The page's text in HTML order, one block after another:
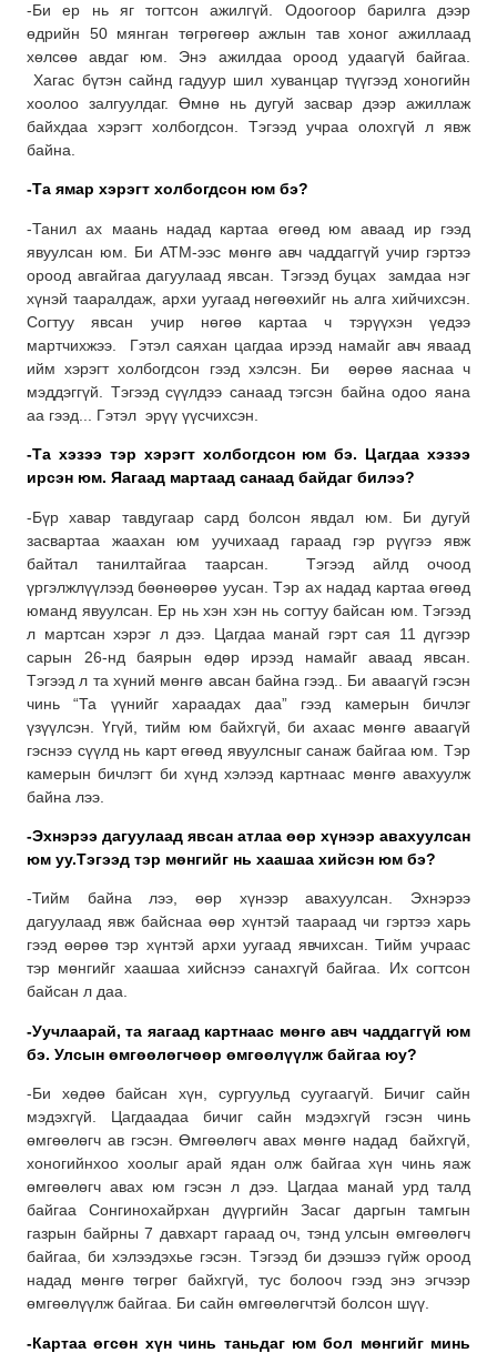
-Би ер нь яг тогтсон ажилгүй. Одоогоор барилга дээр
өдрийн 50 мянган төгрөгөөр ажлын тав хоног ажиллаад
хөлсөө авдаг юм. Энэ ажилдаа ороод удаагүй байгаа.
Хагас бүтэн сайнд гадуур шил хуванцар түүгээд хоногийн
хоолоо залгуулдаг. Өмнө нь дугуй засвар дээр ажиллаж
байхдаа хэрэгт холбогдсон. Тэгээд учраа олохгүй л явж
байна.
-Та ямар хэрэгт холбогдсон юм бэ?
-Танил ах маань надад картаа өгөөд юм аваад ир гээд
явуулсан юм. Би АТМ-ээс мөнгө авч чаддаггүй учир гэртээ
ороод авгайгаа дагуулаад явсан. Тэгээд буцах замдаа нэг
хүнэй тааралдаж, архи уугаад нөгөөхийг нь алга хийчихсэн.
Согтуу явсан учир нөгөө картаа ч тэрүүхэн үедээ
мартчихжээ. Гэтэл саяхан цагдаа ирээд намайг авч яваад
ийм хэрэгт холбогдсон гээд хэлсэн. Би өөрөө яаснаа ч
мэддэггүй. Тэгээд сүүлдээ санаад тэгсэн байна одоо яана
аа гээд... Гэтэл эрүү үүсчихсэн.
-Та хэзээ тэр хэрэгт холбогдсон юм бэ. Цагдаа хэзээ
ирсэн юм. Яагаад мартаад санаад байдаг билээ?
-Бүр хавар тавдугаар сард болсон явдал юм. Би дугуй
засвартаа жаахан юм уучихаад гараад гэр рүүгээ явж
байтал танилтайгаа таарсан. Тэгээд айлд очоод
үргэлжлүүлээд бөөнөөрөө уусан. Тэр ах надад картаа өгөөд
юманд явуулсан. Ер нь хэн хэн нь согтуу байсан юм. Тэгээд
л мартсан хэрэг л дээ. Цагдаа манай гэрт сая 11 дүгээр
сарын 26-нд баярын өдөр ирээд намайг аваад явсан.
Тэгээд л та хүний мөнгө авсан байна гээд.. Би аваагүй гэсэн
чинь “Та үүнийг хараадах даа” гээд камерын бичлэг
үзүүлсэн. Үгүй, тийм юм байхгүй, би ахаас мөнгө аваагүй
гэснээ сүүлд нь карт өгөөд явуулсныг санаж байгаа юм. Тэр
камерын бичлэгт би хүнд хэлээд картнаас мөнгө авахуулж
байна лээ.
-Эхнэрээ дагуулаад явсан атлаа өөр хүнээр авахуулсан
юм уу.Тэгээд тэр мөнгийг нь хаашаа хийсэн юм бэ?
-Тийм байна лээ, өөр хүнээр авахуулсан. Эхнэрээ
дагуулаад явж байснаа өөр хүнтэй таараад чи гэртээ харь
гээд өөрөө тэр хүнтэй архи уугаад явчихсан. Тийм учраас
тэр мөнгийг хаашаа хийснээ санахгүй байгаа. Их согтсон
байсан л даа.
-Уучлаарай, та яагаад картнаас мөнгө авч чаддаггүй юм
бэ. Улсын өмгөөлөгчөөр өмгөөлүүлж байгаа юу?
-Би хөдөө байсан хүн, сургуульд суугаагүй. Бичиг сайн
мэдэхгүй. Цагдаадаа бичиг сайн мэдэхгүй гэсэн чинь
өмгөөлөгч ав гэсэн. Өмгөөлөгч авах мөнгө надад байхгүй,
хоногийнхоо хоолыг арай ядан олж байгаа хүн чинь яаж
өмгөөлөгч авах юм гэсэн л дээ. Цагдаа манай урд талд
байгаа Сонгинохайрхан дүүргийн Засаг даргын тамгын
газрын байрны 7 давхарт гараад оч, тэнд улсын өмгөөлөгч
байгаа, би хэлээдэхье гэсэн. Тэгээд би дээшээ гүйж ороод
надад мөнгө төгрөг байхгүй, тус болооч гээд энэ эгчээр
өмгөөлүүлж байгаа. Би сайн өмгөөлөгчтэй болсон шүү.
-Картаа өгсөн хүн чинь таньдаг юм бол мөнгийг минь